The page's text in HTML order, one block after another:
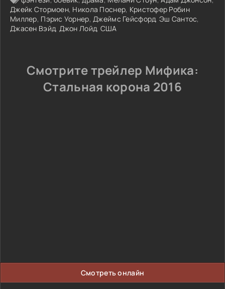
Джейк Стормоен, Никола Поснер, Кристофер Робин
Миллер, Пэрис Уорнер,Джеймс Гейсфорд, Эш Сантос,
Джасен Вэйд, Джон Лойд, США
Смотрите трейлер Мифика:
Стальная корона 2016
Смотреть онлайн